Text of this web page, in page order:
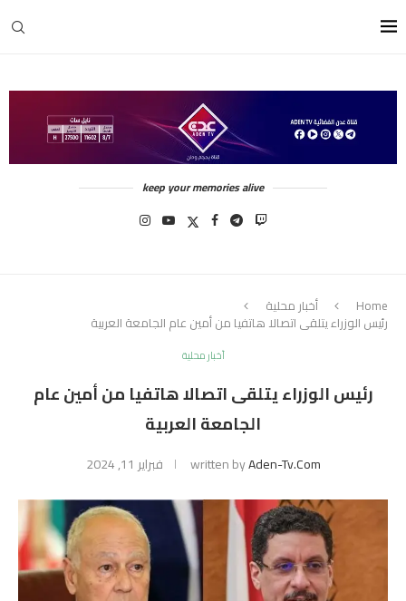
keep your memories alive
Home أخبار محلية
رئيس الوزراء يتلقى اتصالا هاتفيا من أمين عام الجامعة العربية
أخبار محلية
رئيس الوزراء يتلقى اتصالا هاتفيا من أمين عام
الجامعة العربية
written byAden-Tv.com فبراير 11, 2024